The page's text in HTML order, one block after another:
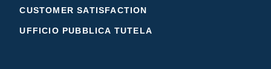
CUSTOMER SATISFACTION
UFFICIO PUBBLICA TUTELA